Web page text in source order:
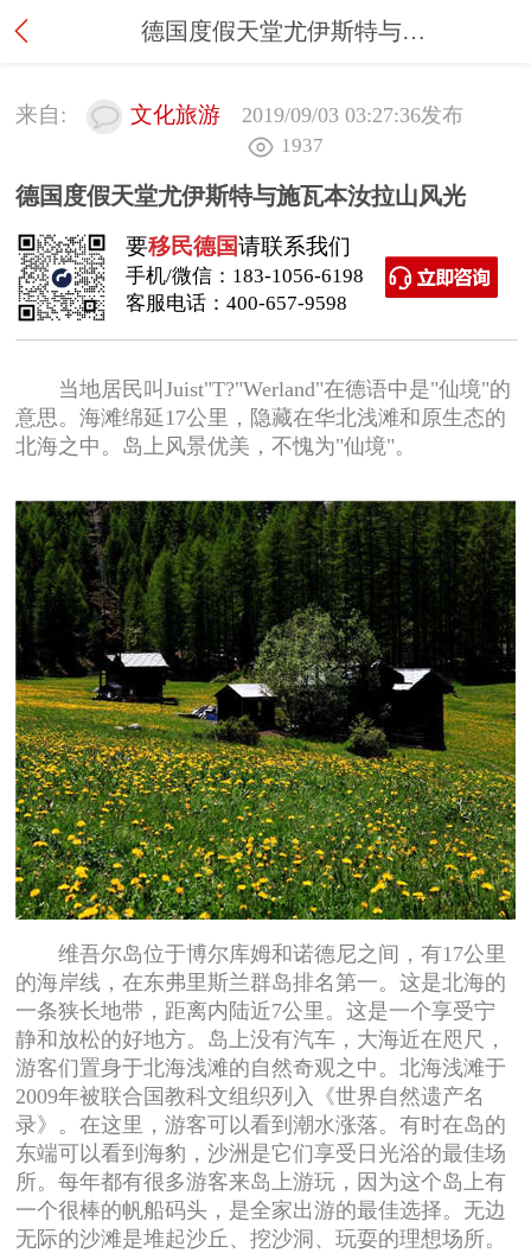
德国度假天堂尤伊斯特与施瓦本汝拉山风光
来自: 文化旅游 2019/09/03 03:27:36发布
1937
德国度假天堂尤伊斯特与施瓦本汝拉山风光
要移民德国请联系我们
手机/微信： 183-1056-6198
客服电话： 400-657-9598
当地居民叫Juist"T?"Werland"在德语中是"仙境"的
意思。海滩绵延17公里，隐藏在华北浅滩和原生态的
北海之中。岛上风景优美，不愧为"仙境"。
维吾尔岛位于博尔库姆和诺德尼之间，有17公里
的海岸线，在东弗里斯兰群岛排名第一。这是北海的
一条狭长地带，距离内陆近7公里。这是一个享受宁
静和放松的好地方。岛上没有汽车，大海近在咫尺，
游客们置身于北海浅滩的自然奇观之中。北海浅滩于
2009年被联合国教科文组织列入《世界自然遗产名
录》。在这里，游客可以看到潮水涨落。有时在岛的
东端可以看到海豹，沙洲是它们享受日光浴的最佳场
所。每年都有很多游客来岛上游玩，因为这个岛上有
一个很棒的帆船码头，是全家出游的最佳选择。无边
无际的沙滩是堆起沙丘、挖沙洞、玩耍的理想场所。